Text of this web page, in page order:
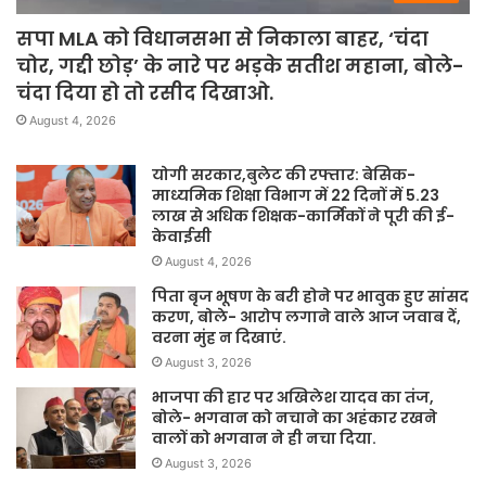
सपा MLA को विधानसभा से निकाला बाहर, ‘चंदा
चोर, गद्दी छोड़’ के नारे पर भड़के सतीश महाना, बोले-
चंदा दिया हो तो रसीद दिखाओ.
August 4, 2026
योगी सरकार,बुलेट की रफ्तार: बेसिक-
माध्यमिक शिक्षा विभाग में 22 दिनों में 5.23
लाख से अधिक शिक्षक-कार्मिकों ने पूरी की ई-
केवाईसी
August 4, 2026
पिता बृज भूषण के बरी होने पर भावुक हुए सांसद
करण, बोले- आरोप लगाने वाले आज जवाब दें,
वरना मुंह न दिखाएं.
August 3, 2026
भाजपा की हार पर अखिलेश यादव का तंज,
बोले- भगवान को नचाने का अहंकार रखने
वालों को भगवान ने ही नचा दिया.
August 3, 2026